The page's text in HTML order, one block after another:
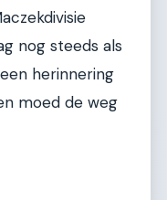
nog steeds als
herinnering
moed de weg